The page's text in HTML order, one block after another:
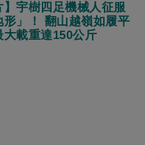
】宇樹四足機械人征服
形」！ 翻山越嶺如履平
大載重達150公斤